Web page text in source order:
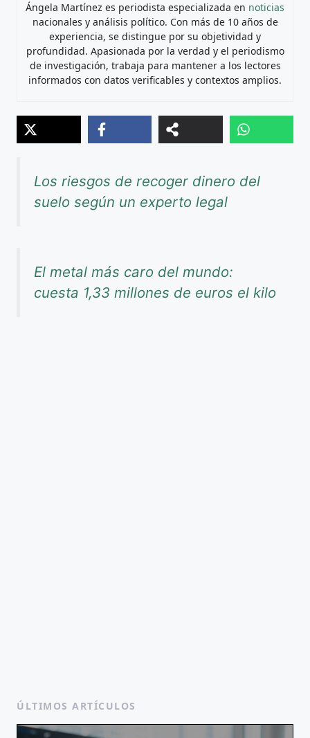
Ángela Martínez es periodista especializada en noticias
nacionales y análisis político. Con más de 10 años de
experiencia, se distingue por su objetividad y
profundidad. Apasionada por la verdad y el periodismo
de investigación, trabaja para mantener a los lectores
informados con datos verificables y contextos amplios.
Los riesgos de recoger dinero del
suelo según un experto legal
El metal más caro del mundo:
cuesta 1,33 millones de euros el kilo
ÚLTIMOS ARTÍCULOS